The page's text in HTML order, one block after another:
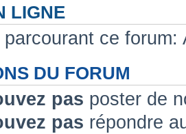
LIGNE
ce
DU FORUM
pas poster de
pas répondre